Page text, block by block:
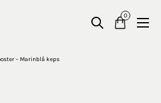
0
– Marinblå keps